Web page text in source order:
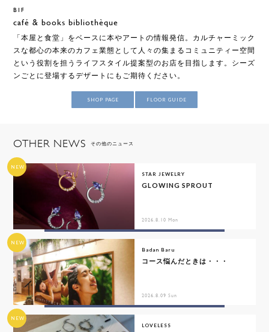
B1F
café & books bibliothèque
「本屋と食堂」をベースに本やアートの情報発信。カルチャーミック
スな都心の本来のカフェ業態として人々の集まるコミュニティー空間
という役割を担うライフスタイル提案型のお店を目指します。シーズ
ンごとに登場するデザートにもご期待ください。
SHOP PAGE FLOOR GUIDE
OTHER NEWS その他のニュース
NEW
STAR JEWELRY
GLOWING SPROUT
2026.8.10 Mon
NEW
Badan Baru
コース悩んだときは・・・
2026.8.09 Sun
NEW
LOVELESS